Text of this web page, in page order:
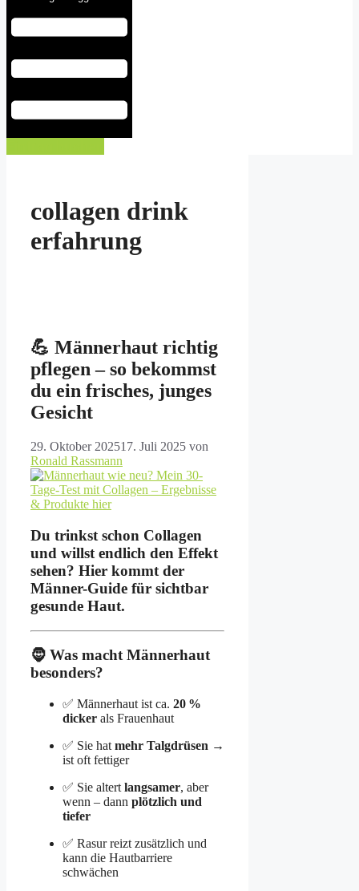
collagen drink
erfahrung
💪 Männerhaut richtig
pflegen – so bekommst
du ein frisches, junges
Gesicht
29. Oktober 202517. Juli 2025 von
Ronald Rassmann
Du trinkst schon Collagen
und willst endlich den Effekt
sehen? Hier kommt der
Männer-Guide für sichtbar
gesunde Haut.
🧔 Was macht Männerhaut
besonders?
✅ Männerhaut ist ca. 20 %
dicker als Frauenhaut
✅ Sie hat mehr Talgdrüsen →
ist oft fettiger
✅ Sie altert langsamer, aber
wenn – dann plötzlich und
tiefer
✅ Rasur reizt zusätzlich und
kann die Hautbarriere
schwächen